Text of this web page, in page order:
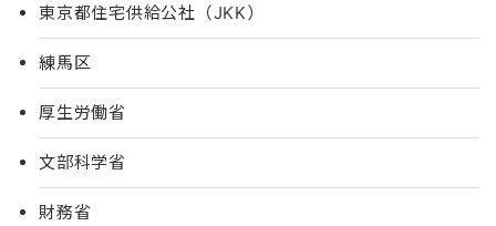
東京都住宅供給公社（JKK）
練馬区
厚生労働省
文部科学省
財務省